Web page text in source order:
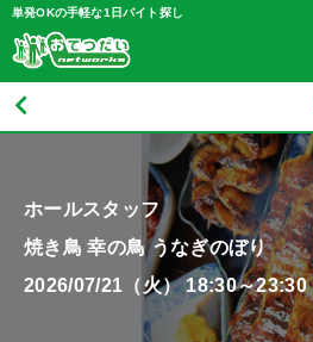
単発OKの手軽な1日バイト探し
ホールスタッフ
焼き鳥 幸の鳥 うなぎのぼり
2026/07/21（火） 18:30～23:30